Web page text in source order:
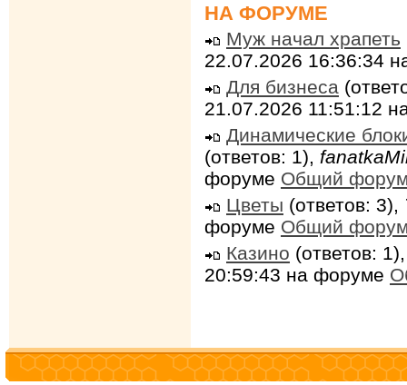
НА ФОРУМЕ
Муж начал храпеть
22.07.2026 16:36:34
Для бизнеса
21.07.2026 11:51:12
Динамические
(ответов: 1),
форуме Общий
Цветы (ответов: 3),
форуме Общий
Казино (ответов:
20:59:43 на форуме